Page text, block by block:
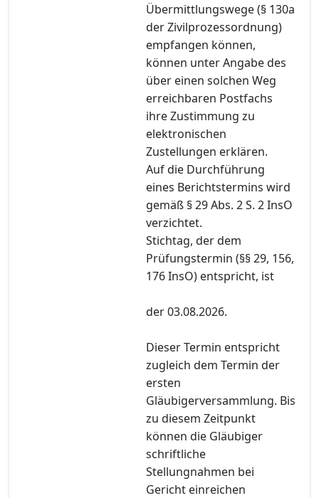
Übermittlungswege (§ 130a
der Zivilprozessordnung)
empfangen können,
können unter Angabe des
über einen solchen Weg
erreichbaren Postfachs
ihre Zustimmung zu
elektronischen
Zustellungen erklären.
Auf die Durchführung
eines Berichtstermins wird
gemäß § 29 Abs. 2 S. 2 InsO
verzichtet.
Stichtag, der dem
Prüfungstermin (§§ 29, 156,
176 InsO) entspricht, ist
der 03.08.2026.
Dieser Termin entspricht
zugleich dem Termin der
ersten
Gläubigerversammlung. Bis
zu diesem Zeitpunkt
können die Gläubiger
schriftliche
Stellungnahmen bei
Gericht einreichen